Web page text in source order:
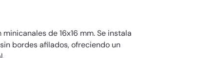
de 16x16 mm. Se instala
bordes afilados, ofreciendo un